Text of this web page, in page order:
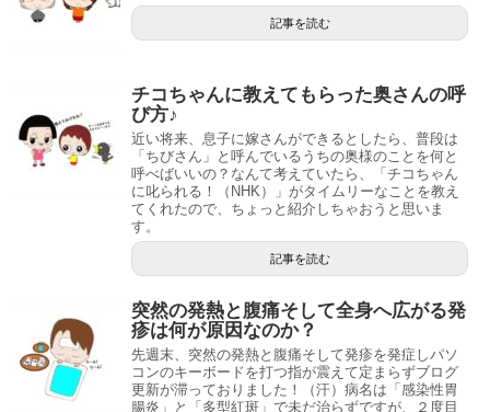
記事を読む
チコちゃんに教えてもらった奥さんの呼
び方♪
近い将来、息子に嫁さんができるとしたら、普段は
「ちびさん」と呼んでいるうちの奥様のことを何と
呼べばいいの？なんて考えていたら、「チコちゃん
に叱られる！（NHK）」がタイムリーなことを教え
てくれたので、ちょっと紹介しちゃおうと思いま
す。
記事を読む
突然の発熱と腹痛そして全身へ広がる発
疹は何が原因なのか？
先週末、突然の発熱と腹痛そして発疹を発症しパソ
コンのキーボードを打つ指が震えて定まらずブログ
更新が滞っておりました！（汗）病名は「感染性胃
腸炎」と「多型紅斑」で未だ治らずですが、２度目